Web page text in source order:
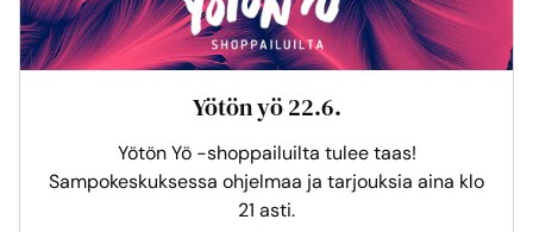
Yötön yö 22.6.
Yötön Yö -shoppailuilta tulee taas!
Sampokeskuksessa ohjelmaa ja tarjouksia aina klo
21 asti.